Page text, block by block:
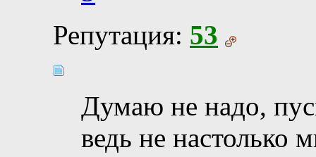
Репутация: 53
Думаю не надо,
ведь не настолько